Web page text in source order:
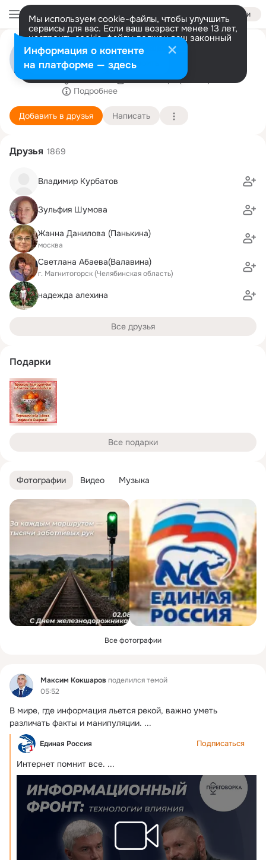
Войти
Мы используем cookie-файлы, чтобы улучшить
сервисы для вас. Если ваш возраст менее 13 лет,
настроить cookie-файлы должен ваш законный
представитель. Больше информации
Разрешить все Настроить
Максим Кокшаров
Глава Лазурненского поселения
Челябинск
24 сентября (46 лет)
Подробнее
Добавить в друзья Написать
Фотографии Видео Музыка
Все фотографии
Фид Максим Кокшаров поделился темой
05:52
В мире, где информация льется рекой, важно уметь
различать факты и манипуляции. ...
Единая Россия Подписаться
Интернет помнит все. ...
Друзья 1869
Владимир Курбатов
Зульфия Шумова
Жанна Данилова (Панькина)
москва
Светлана Абаева(Валавина)
г. Магнитогорск (Челябинская область)
надежда алехина
Все друзья
Подарки
Все подарки
Информация о контенте
на платформе — здесь